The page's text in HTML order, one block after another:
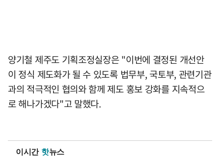
양기철 제주도 기획조정실장은 "이번에 결정된 개선안
이 정식 제도화가 될 수 있도록 법무부, 국토부, 관련기관
과의 적극적인 협의와 함께 제도 홍보 강화를 지속적으
로 해나가겠다"고 말했다.
이시간 핫뉴스